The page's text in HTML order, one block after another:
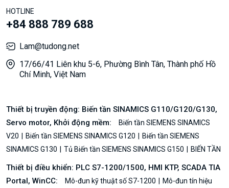
HOTLINE
+84 888 789 688
Lam@tudong.net
17/66/41 Liên khu 5-6, Phường Bình Tân, Thành phố Hồ
Chí Minh, Việt Nam
Thiết bị truyền động: Biến tần SINAMICS G110/G120/G130,
Servo motor, Khởi động mềm:
Biến tần SIEMENS SINAMICS
V20
Biến tần SIEMENS SINAMICS G120
Biến tần SIEMENS
SINAMICS G130
Tủ Biến tần SIEMENS SINAMICS G150 BIẾN TẦN
Thiết bị điều khiển: PLC S7-1200/1500, HMI KTP, SCADA TIA
Portal, WinCC:
Mô-đun kỹ thuật số S7-1200
Mô-đun tín hiệu